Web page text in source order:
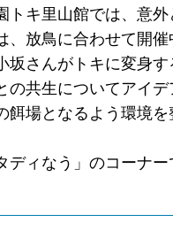
トキ里山館では、意
、放鳥に合わせて開
坂さんがトキに変身す
の共生についてアイ
餌場となるよう環境
ディなう」のコーナ